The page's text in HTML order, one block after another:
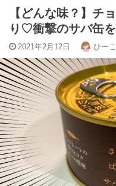
【どんな味？】チ
り♡衝撃のサバ缶を
2021年2月12日 ひーこ